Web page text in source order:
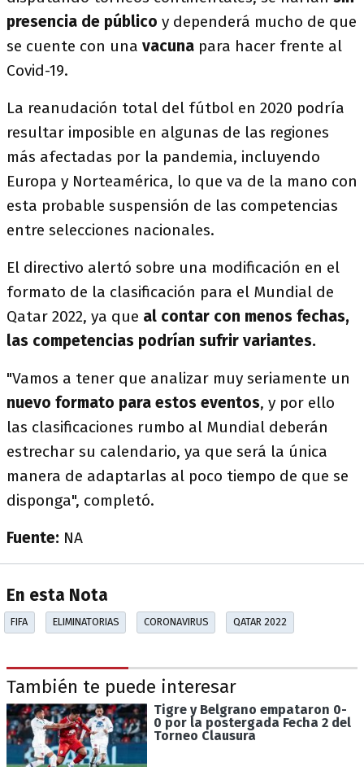
presencia de público y dependerá mucho de que
se cuente con una vacuna para hacer frente al
Covid-19.
La reanudación total del fútbol en 2020 podría
resultar imposible en algunas de las regiones
más afectadas por la pandemia, incluyendo
Europa y Norteamérica, lo que va de la mano con
esta probable suspensión de las competencias
entre selecciones nacionales.
El directivo alertó sobre una modificación en el
formato de la clasificación para el Mundial de
Qatar 2022, ya que al contar con menos fechas,
las competencias podrían sufrir variantes.
"Vamos a tener que analizar muy seriamente un
nuevo formato para estos eventos, y por ello
las clasificaciones rumbo al Mundial deberán
estrechar su calendario, ya que será la única
manera de adaptarlas al poco tiempo de que se
disponga", completó.
Fuente: NA
En esta Nota
FIFA ELIMINATORIAS CORONAVIRUS QATAR 2022
También te puede interesar
Tigre y Belgrano empataron 0-
0 por la postergada Fecha 2 del
Torneo Clausura